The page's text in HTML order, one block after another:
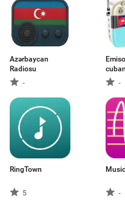
Azərbaycan
Radiosu
-
-
RingTown
5 -